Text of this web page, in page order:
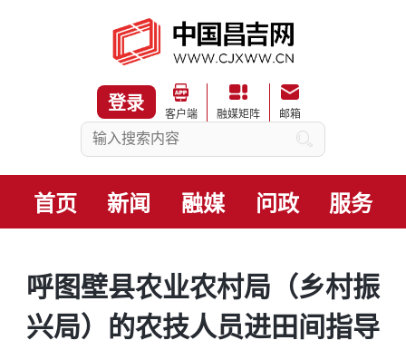
登录
客户端 融媒矩阵 邮箱
首页 新闻 融媒 问政 服务
呼图壁县农业农村局（乡村振
兴局）的农技人员进田间指导